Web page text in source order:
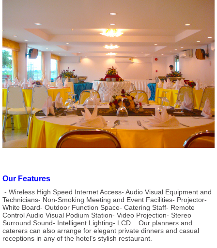
Our Features
- Wireless High Speed Internet Access- Audio Visual Equipment and
Technicians- Non-Smoking Meeting and Event Facilities- Projector-
White Board- Outdoor Function Space- Catering Staff- Remote
Control Audio Visual Podium Station- Video Projection- Stereo
Surround Sound- Intelligent Lighting- LCD Our planners and
caterers can also arrange for elegant private dinners and casual
receptions in any of the hotel’s stylish restaurant.